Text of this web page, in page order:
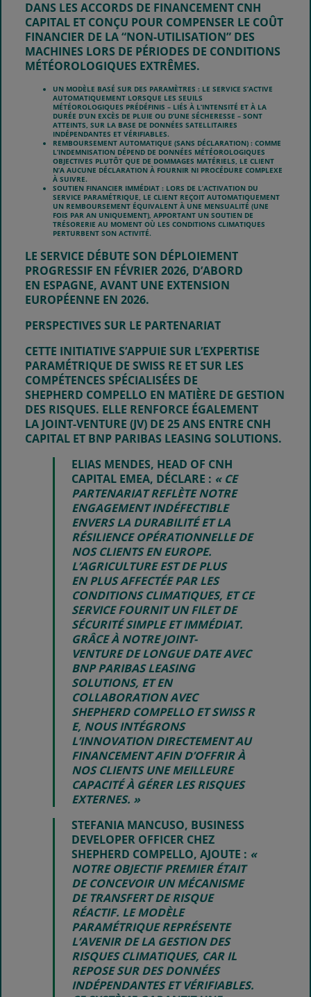
DANS LES ACCORDS DE FINANCEMENT CNH
CAPITAL ET CONÇU POUR COMPENSER LE COÛT
FINANCIER DE LA “NON-UTILISATION” DES
MACHINES LORS DE PÉRIODES DE CONDITIONS
MÉTÉOROLOGIQUES EXTRÊMES.
UN MODÈLE BASÉ SUR DES PARAMÈTRES : LE SERVICE S’ACTIVE
AUTOMATIQUEMENT LORSQUE LES SEUILS
MÉTÉOROLOGIQUES PRÉDÉFINIS – LIÉS À L’INTENSITÉ ET À LA
DURÉE D’UN EXCÈS DE PLUIE OU D’UNE SÉCHERESSE – SONT
ATTEINTS, SUR LA BASE DE DONNÉES SATELLITAIRES
INDÉPENDANTES ET VÉRIFIABLES.
REMBOURSEMENT AUTOMATIQUE (SANS DÉCLARATION) : COMME
L’INDEMNISATION DÉPEND DE DONNÉES MÉTÉOROLOGIQUES
OBJECTIVES PLUTÔT QUE DE DOMMAGES MATÉRIELS, LE CLIENT
N’A AUCUNE DÉCLARATION À FOURNIR NI PROCÉDURE COMPLEXE
À SUIVRE.
SOUTIEN FINANCIER IMMÉDIAT : LORS DE L’ACTIVATION DU
SERVICE PARAMÉTRIQUE, LE CLIENT REÇOIT AUTOMATIQUEMENT
UN REMBOURSEMENT ÉQUIVALENT À UNE MENSUALITÉ (UNE
FOIS PAR AN UNIQUEMENT), APPORTANT UN SOUTIEN DE
TRÉSORERIE AU MOMENT OÙ LES CONDITIONS CLIMATIQUES
PERTURBENT SON ACTIVITÉ.
LE SERVICE DÉBUTE SON DÉPLOIEMENT
PROGRESSIF EN FÉVRIER 2026, D’ABORD
EN ESPAGNE, AVANT UNE EXTENSION
EUROPÉENNE EN 2026.
PERSPECTIVES SUR LE PARTENARIAT
CETTE INITIATIVE S’APPUIE SUR L’EXPERTISE
PARAMÉTRIQUE DE SWISS RE ET SUR LES
COMPÉTENCES SPÉCIALISÉES DE
SHEPHERD COMPELLO EN MATIÈRE DE GESTION
DES RISQUES. ELLE RENFORCE ÉGALEMENT
LA JOINT-VENTURE (JV) DE 25 ANS ENTRE CNH
CAPITAL ET BNP PARIBAS LEASING SOLUTIONS.
ELIAS MENDES, HEAD OF CNH
CAPITAL EMEA, DÉCLARE : « CE
PARTENARIAT REFLÈTE NOTRE
ENGAGEMENT INDÉFECTIBLE
ENVERS LA DURABILITÉ ET LA
RÉSILIENCE OPÉRATIONNELLE DE
NOS CLIENTS EN EUROPE.
L’AGRICULTURE EST DE PLUS
EN PLUS AFFECTÉE PAR LES
CONDITIONS CLIMATIQUES, ET CE
SERVICE FOURNIT UN FILET DE
SÉCURITÉ SIMPLE ET IMMÉDIAT.
GRÂCE À NOTRE JOINT-
VENTURE DE LONGUE DATE AVEC
BNP PARIBAS LEASING
SOLUTIONS, ET EN
COLLABORATION AVEC
SHEPHERD COMPELLO ET SWISS R
E, NOUS INTÉGRONS
L’INNOVATION DIRECTEMENT AU
FINANCEMENT AFIN D’OFFRIR À
NOS CLIENTS UNE MEILLEURE
CAPACITÉ À GÉRER LES RISQUES
EXTERNES. »
STEFANIA MANCUSO, BUSINESS
DEVELOPER OFFICER CHEZ
SHEPHERD COMPELLO, AJOUTE : «
NOTRE OBJECTIF PREMIER ÉTAIT
DE CONCEVOIR UN MÉCANISME
DE TRANSFERT DE RISQUE
RÉACTIF. LE MODÈLE
PARAMÉTRIQUE REPRÉSENTE
L’AVENIR DE LA GESTION DES
RISQUES CLIMATIQUES, CAR IL
REPOSE SUR DES DONNÉES
INDÉPENDANTES ET VÉRIFIABLES.